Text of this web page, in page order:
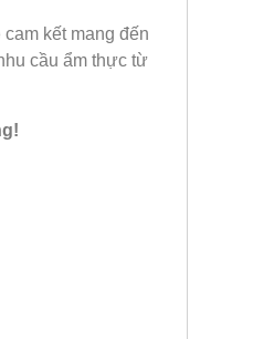
cam kết mang đến
cầu ẩm thực từ